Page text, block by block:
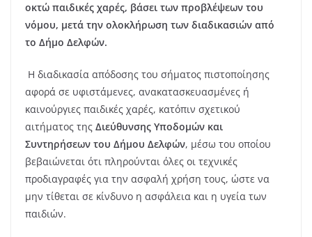
οκτώ παιδικές χαρές, βάσει των προβλέψεων του
νόμου, μετά την ολοκλήρωση των διαδικασιών από
το Δήμο Δελφών.
Η διαδικασία απόδοσης του σήματος πιστοποίησης
αφορά σε υφιστάμενες, ανακατασκευασμένες ή
καινούργιες παιδικές χαρές, κατόπιν σχετικού
αιτήματος της Διεύθυνσης Υποδομών και
Συντηρήσεων του Δήμου Δελφών, μέσω του οποίου
βεβαιώνεται ότι πληρούνται όλες οι τεχνικές
προδιαγραφές για την ασφαλή χρήση τους, ώστε να
μην τίθεται σε κίνδυνο η ασφάλεια και η υγεία των
παιδιών.